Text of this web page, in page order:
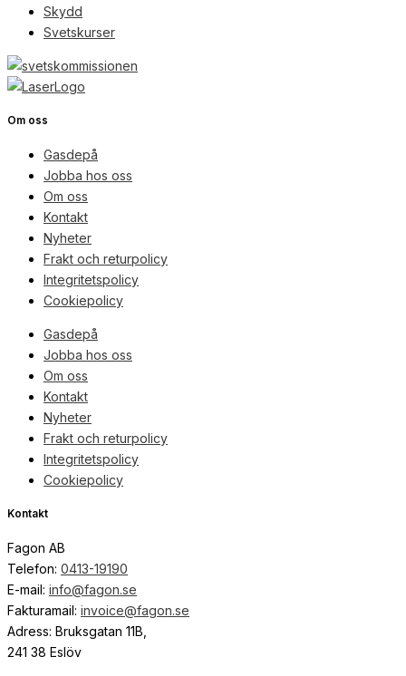
Skydd
Svetskurser
Om oss
Gasdepå
Jobba hos oss
Om oss
Kontakt
Nyheter
Frakt och returpolicy
Integritetspolicy
Cookiepolicy
Gasdepå
Jobba hos oss
Om oss
Kontakt
Nyheter
Frakt och returpolicy
Integritetspolicy
Cookiepolicy
Kontakt
Fagon AB
Telefon: 0413-19190
E-mail: info@fagon.se
Fakturamail: invoice@fagon.se
Adress: Bruksgatan 11B,
241 38 Eslöv